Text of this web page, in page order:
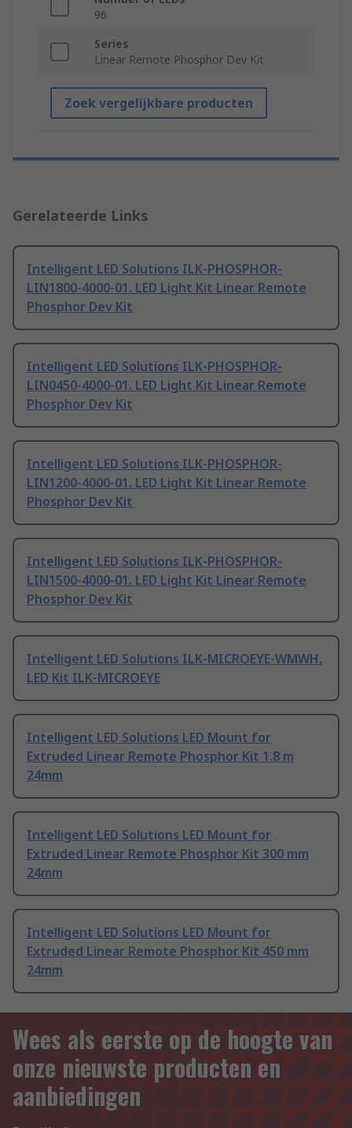
96
Series
Linear Remote Phosphor Dev Kit
Zoek vergelijkbare producten
Gerelateerde Links
Intelligent LED Solutions ILK-PHOSPHOR-
LIN1800-4000-01. LED Light Kit Linear Remote
Phosphor Dev Kit
Intelligent LED Solutions ILK-PHOSPHOR-
LIN0450-4000-01. LED Light Kit Linear Remote
Phosphor Dev Kit
Intelligent LED Solutions ILK-PHOSPHOR-
LIN1200-4000-01. LED Light Kit Linear Remote
Phosphor Dev Kit
Intelligent LED Solutions ILK-PHOSPHOR-
LIN1500-4000-01. LED Light Kit Linear Remote
Phosphor Dev Kit
Intelligent LED Solutions ILK-MICROEYE-WMWH.
LED Kit ILK-MICROEYE
Intelligent LED Solutions LED Mount for
Extruded Linear Remote Phosphor Kit 1.8 m
24mm
Intelligent LED Solutions LED Mount for
Extruded Linear Remote Phosphor Kit 300 mm
24mm
Intelligent LED Solutions LED Mount for
Extruded Linear Remote Phosphor Kit 450 mm
24mm
Wees als eerste op de hoogte van
onze nieuwste producten en
aanbiedingen